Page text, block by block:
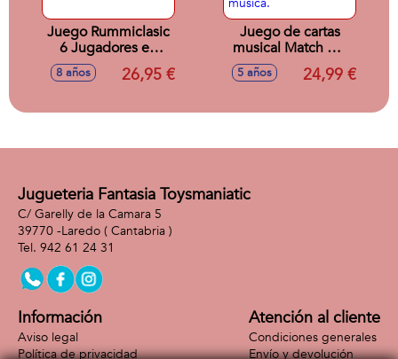
Juego Rummiclasic
6 Jugadores en
caja de Metal.
8 años 26,95 €
Juego de cartas
musical Match My
Beat Original. Mas
de 200 canciones.
plataformas de
5 años 24,99 €
Jugueteria Fantasia Toysmaniatic
C/ Garelly de la Camara 5
39770 -Laredo ( Cantabria )
942 61 24 31
Información
Aviso legal
Política de privacidad
Atención al cliente
Condiciones generales
Envío y devolución